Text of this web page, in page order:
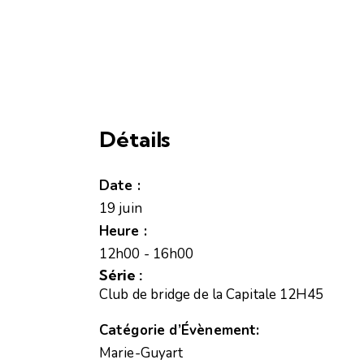
Détails
Date :
19 juin
Heure :
12h00 - 16h00
Série :
Club de bridge de la Capitale 12H45
Catégorie d’Évènement:
Marie-Guyart